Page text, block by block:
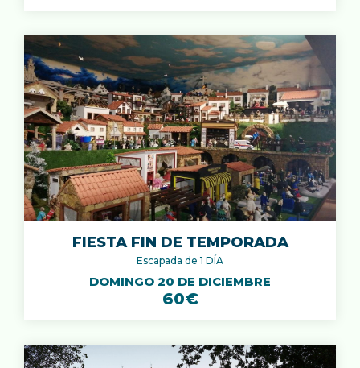
FIESTA FIN DE TEMPORADA
Escapada de 1 DÍA
DOMINGO 20 DE DICIEMBRE
60€